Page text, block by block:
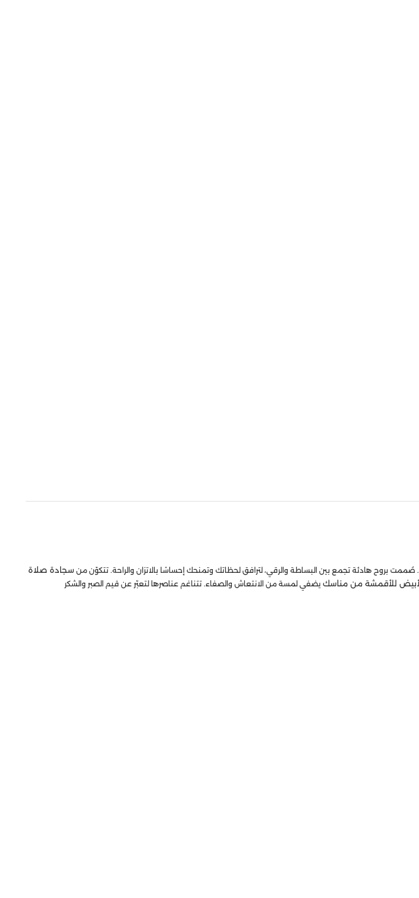
بروح هادئة تجمع بين البساطة والرقي، لترافق لحظاتك وتمنحك إحساسًا بالاتزان والراحة. تتكوّن منسجادة صلاة
للأقمشة من مناسك يضفي لمسة من الانتعاش والصفاء. تتناغم عناصرها لتعبّر عن قيم الصبر والشكر